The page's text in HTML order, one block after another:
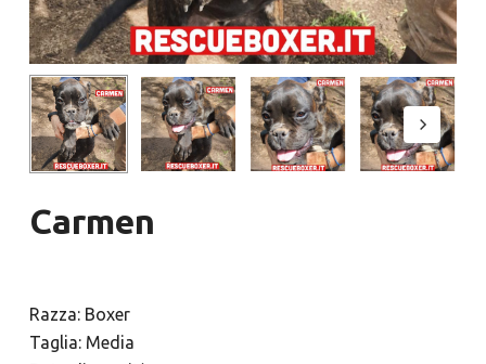
Carmen
Razza: Boxer
Taglia: Media